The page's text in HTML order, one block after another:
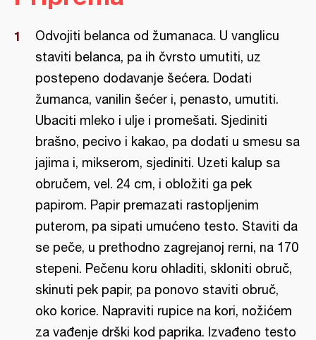
Odvojiti belanca od žumanaca. U vanglicu
staviti belanca, pa ih čvrsto umutiti, uz
postepeno dodavanje šećera. Dodati
žumanca, vanilin šećer i, penasto, umutiti.
Ubaciti mleko i ulje i promešati. Sjediniti
brašno, pecivo i kakao, pa dodati u smesu sa
jajima i, mikserom, sjediniti. Uzeti kalup sa
obručem, vel. 24 cm, i obložiti ga pek
papirom. Papir premazati rastopljenim
puterom, pa sipati umućeno testo. Staviti da
se peče, u prethodno zagrejanoj rerni, na 170
stepeni. Pečenu koru ohladiti, skloniti obruč,
skinuti pek papir, pa ponovo staviti obruč,
oko korice. Napraviti rupice na kori, nožićem
za vađenje drški kod paprika. Izvađeno testo